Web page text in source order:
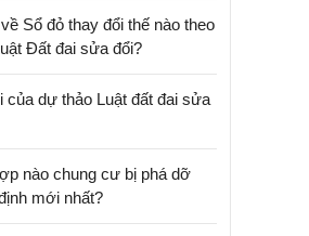
Sổ đỏ thay đổi thế nào theo
Đất đai sửa đổi?
dự thảo Luật đất đai sửa
nào chung cư bị phá dỡ
mới nhất?